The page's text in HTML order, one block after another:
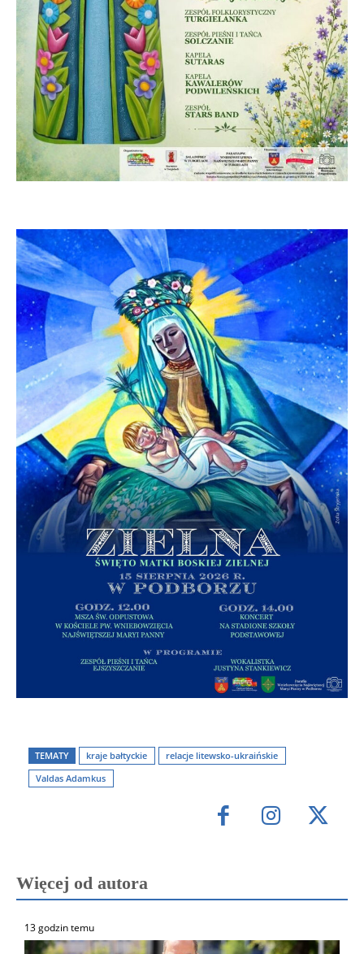
TEMATY kraje bałtyckie
relacje litewsko-ukraińskie
Valdas Adamkus
Więcej od autora
13 godzin temu